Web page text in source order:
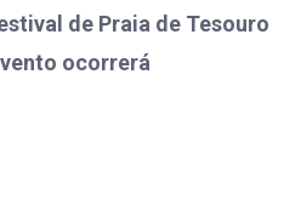
de Praia de Tesouro
ocorrerá